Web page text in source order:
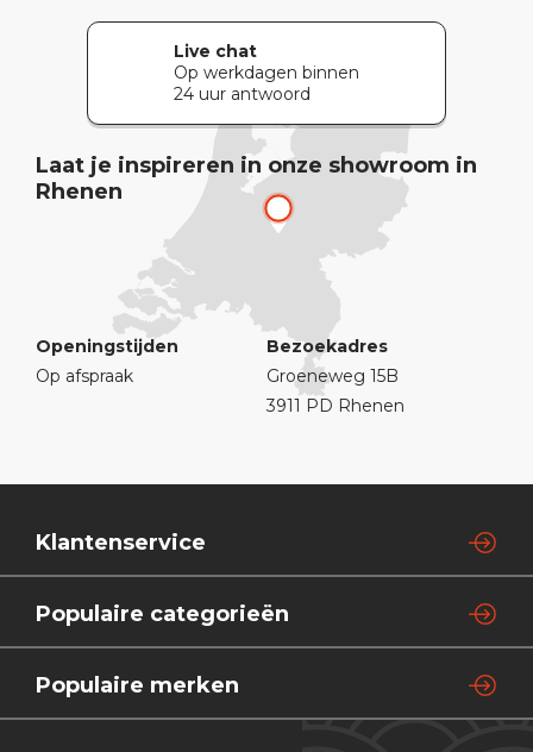
Live chat
Op werkdagen binnen
24 uur antwoord
Laat je inspireren in onze showroom in
Rhenen
Openingstijden
Op afspraak
Bezoekadres
Groeneweg 15B
3911 PD Rhenen
Klantenservice
Populaire categorieën
Populaire merken